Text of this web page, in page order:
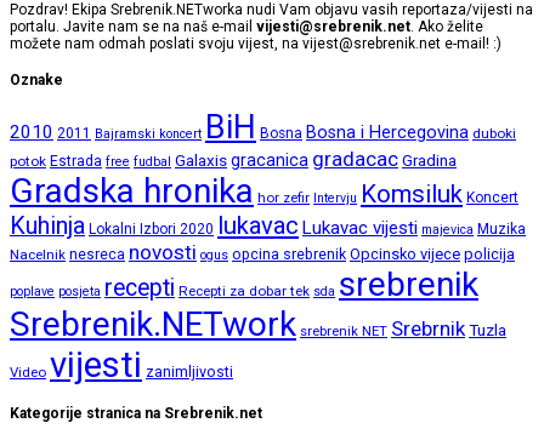
Pozdrav! Ekipa Srebrenik.NETworka nudi Vam objavu vasih reportaza/vijesti na
portalu. Javite nam se na naš e-mail vijesti@srebrenik.net. Ako želite
možete nam odmah poslati svoju vijest, na vijest@srebrenik.net e-mail! :)
Oznake
2010 2011 Bajramski koncert BiH Bosna Bosna i Hercegovina duboki
potok Estrada free fudbal Galaxis gracanica gradacac Gradina
Gradska hronika hor zefir Intervju Komsiluk Koncert
Kuhinja Lokalni Izbori 2020 lukavac Lukavac vijesti majevica Muzika
Nacelnik nesreca novosti ogus opcina srebrenik Opcinsko vijece policija
poplave posjeta recepti Recepti za dobar tek sda srebrenik
Srebrenik.NETwork srebrenik NET Srebrnik Tuzla
Video vijesti zanimljivosti
Kategorije stranica na Srebrenik.net